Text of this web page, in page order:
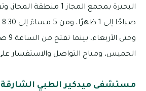
الخميس، ومتاح التواصل والاستفسار على الرقم:
مستشفى ميدكير الطبي الشارقة